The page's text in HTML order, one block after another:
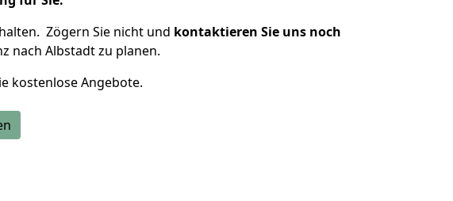
Zögern Sie nicht und kontaktieren Sie uns noch
nach Albstadt zu planen.
kostenlose Angebote.